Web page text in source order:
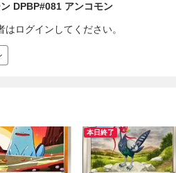
DPBP#081 アンコモン
ログインしてください。
本日終了